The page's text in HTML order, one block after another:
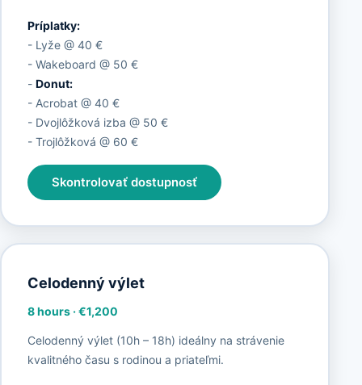
Príplatky:
- Lyže @ 40 €
- Wakeboard @ 50 €
- Donut:
- Acrobat @ 40 €
- Dvojlôžková izba @ 50 €
- Trojlôžková @ 60 €
Skontrolovať dostupnosť
Celodenný výlet
8 hours·€1,200
Celodenný výlet (10h – 18h) ideálny na strávenie
kvalitného času s rodinou a priateľmi.